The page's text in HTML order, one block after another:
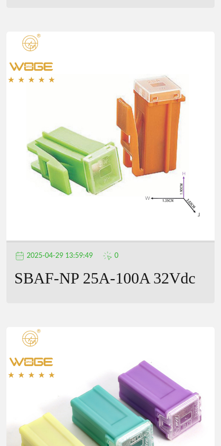
2025-04-29 13:59:49 0
SBAF-NP 25A-100A 32Vdc